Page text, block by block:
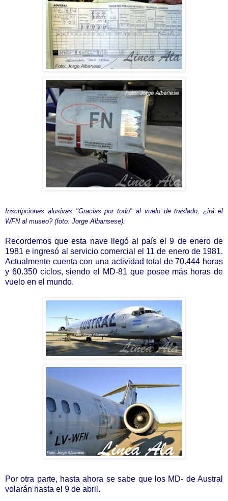
Inscripciones alusivas "Gracias por todo" al vuelo de traslado, ¿irá el
WFN al museo? (foto: Jorge Albansese).
Recordemos que esta nave llegó al país el 9 de enero de
1981 e ingresó al servicio comercial el 11 de enero de 1981.
Actualmente cuenta con una actividad total de 70.444 horas
y 60.350 ciclos, siendo el MD-81 que posee más horas de
vuelo en el mundo.
Por otra parte, hasta ahora se sabe que los MD- de Austral
volarán hasta el 9 de abril.